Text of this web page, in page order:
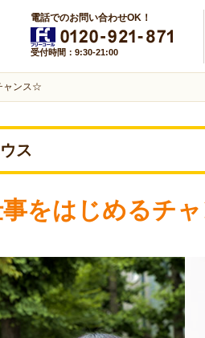
電話でのお問い合わせOK！
受付時間：9:30-21:00
ャンス☆
ス
事をはじめるチ